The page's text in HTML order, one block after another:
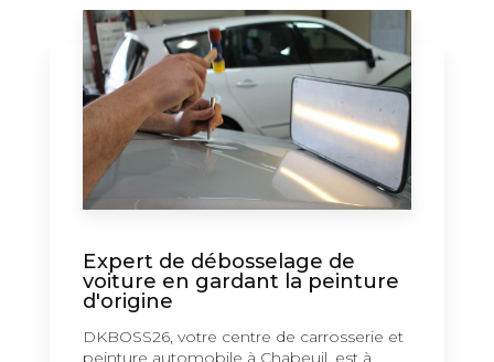
Expert de débosselage de
voiture en gardant la peinture
d'origine
DKBOSS26, votre centre de carrosserie et
peinture automobile à Chabeuil, est à